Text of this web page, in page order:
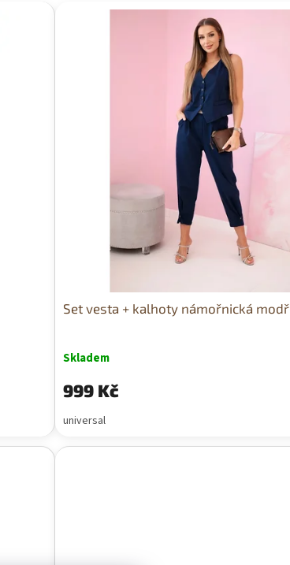
Set vesta + kalhoty námořnická modř
Skladem
999 Kč
universal